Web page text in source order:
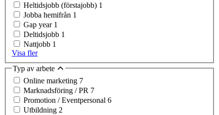
Heltidsjobb (förstajobb) 1
Jobba hemifrån 1
Gap year 1
Deltidsjobb 1
Nattjobb 1
Visa fler
Typ av arbete
Online marketing 7
Marknadsföring / PR 7
Promotion / Eventpersonal 6
Utbildning 2